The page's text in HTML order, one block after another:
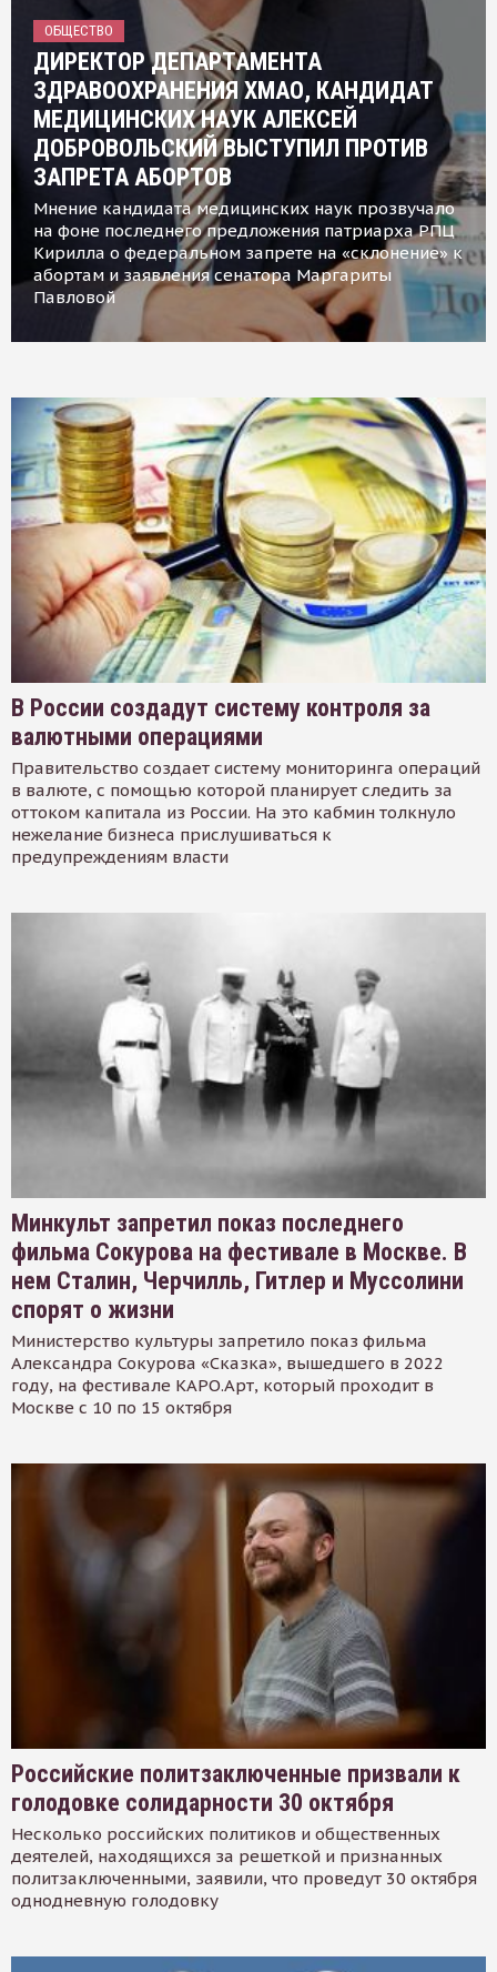
ОБЩЕСТВО
ДИРЕКТОР ДЕПАРТАМЕНТА
ЗДРАВООХРАНЕНИЯ ХМАО, КАНДИДАТ
МЕДИЦИНСКИХ НАУК АЛЕКСЕЙ
ДОБРОВОЛЬСКИЙ ВЫСТУПИЛ ПРОТИВ
ЗАПРЕТА АБОРТОВ
Мнение кандидата медицинских наук прозвучало
на фоне последнего предложения патриарха РПЦ
Кирилла о федеральном запрете на «склонение» к
абортам и заявления сенатора Маргариты
Павловой
В России создадут систему контроля за
валютными операциями
Правительство создает систему мониторинга операций
в валюте, с помощью которой планирует следить за
оттоком капитала из России. На это кабмин толкнуло
нежелание бизнеса прислушиваться к
предупреждениям власти
Минкульт запретил показ последнего
фильма Сокурова на фестивале в Москве. В
нем Сталин, Черчилль, Гитлер и Муссолини
спорят о жизни
Министерство культуры запретило показ фильма
Александра Сокурова «Сказка», вышедшего в 2022
году, на фестивале КАРО.Арт, который проходит в
Москве с 10 по 15 октября
Российские политзаключенные призвали к
голодовке солидарности 30 октября
Несколько российских политиков и общественных
деятелей, находящихся за решеткой и признанных
политзаключенными, заявили, что проведут 30 октября
однодневную голодовку